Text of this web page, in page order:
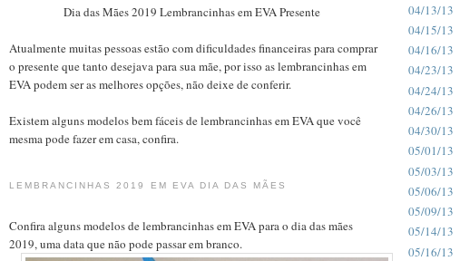
Dia das Mães 2019 Lembrancinhas em EVA Presente
Atualmente muitas pessoas estão com dificuldades financeiras para comprar
o presente que tanto desejava para sua mãe, por isso as lembrancinhas em
EVA podem ser as melhores opções, não deixe de conferir.
Existem alguns modelos bem fáceis de lembrancinhas em EVA que você
mesma pode fazer em casa, confira.
LEMBRANCINHAS 2019 EM EVA DIA DAS MÃES
Confira alguns modelos de lembrancinhas em EVA para o dia das mães
2019, uma data que não pode passar em branco.
04/13/13
04/15/13
04/16/13
04/23/13
04/24/13
04/26/13
04/30/13
05/01/13
05/03/13
05/06/13
05/09/13
05/14/13
05/16/13